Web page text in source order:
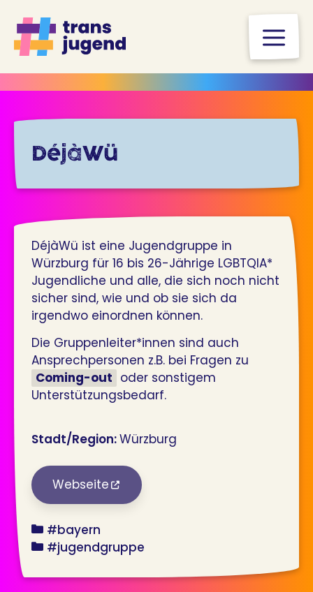
Inhalt
springen
DéjàWü
DéjàWü ist eine Jugendgruppe in
Würzburg für 16 bis 26-Jährige LGBTQIA*
Jugendliche und alle, die sich noch nicht
sicher sind, wie und ob sie sich da
irgendwo einordnen können.
Die Gruppenleiter*innen sind auch
Ansprechpersonen z.B. bei Fragen zu
Coming-out oder sonstigem
Unterstützungsbedarf.
Stadt/Region:Würzburg
Webseite
bundesland
#bayern
angebot
#jugendgruppe